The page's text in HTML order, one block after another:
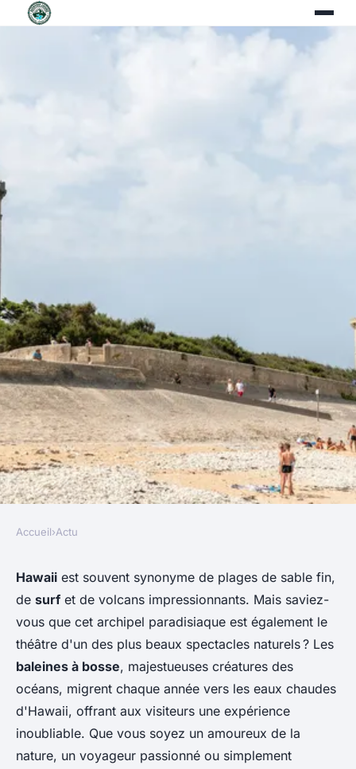
Quels sont les meilleurs spots
pour observer les baleines à
bosse au large de la côte
d'Hawaii?
Livia•30 juin 2024 •5 min de lecture
Accueil›Actu
Hawaii est souvent synonyme de plages de sable fin,
de surf et de volcans impressionnants. Mais saviez-
vous que cet archipel paradisiaque est également le
théâtre d'un des plus beaux spectacles naturels ? Les
baleines à bosse, majestueuses créatures des
océans, migrent chaque année vers les eaux chaudes
d'Hawaii, offrant aux visiteurs une expérience
inoubliable. Que vous soyez un amoureux de la
nature, un voyageur passionné ou simplement